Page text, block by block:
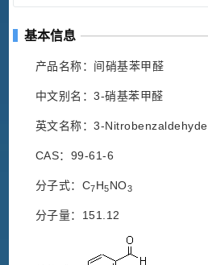
基本信息
产品名称：间硝基苯甲醛
中文别名：3-硝基苯甲醛
英文名称：3-Nitrobenzaldehyde
CAS：99-61-6
分子式：C7H5NO3
分子量：151.12